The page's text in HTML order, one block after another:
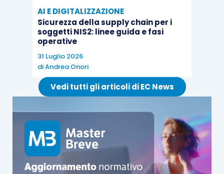
momento dieffettuazione
all’attodelversamentodelprezzoai produttori
agricoli soci.
L’obbligo diemissione
adempiutodallacooperativaper conto dei
produttori agricoli conferenti, anche nel caso in
dell’imposta nei modi ordinari.
Nel caso di imprese agricole titolari diimpianti
fotovoltaicisi dovràconsiderareanche il
AI E DIGITALIZZAZIONE
Sicurezza della supply chain per i
soggetti NIS2: linee guida e fasi
operative
31 Luglio 2026
diAndrea Onori
Vedi tutti gli articoli di EC News